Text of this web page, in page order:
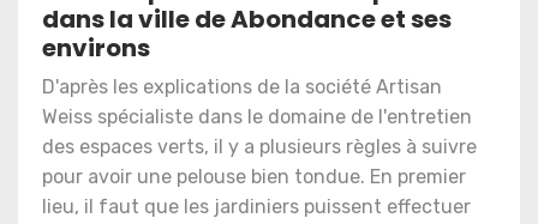
dans la ville de Abondance et ses
environs
D'après les explications de la société Artisan
Weiss spécialiste dans le domaine de l'entretien
des espaces verts, il y a plusieurs règles à suivre
pour avoir une pelouse bien tondue. En premier
lieu, il faut que les jardiniers puissent effectuer